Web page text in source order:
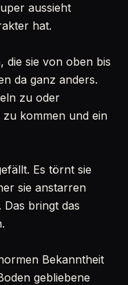
aussieht
hat.
die sie von oben bis
da ganz anders.
zu oder
kommen und ein
Es törnt sie
sie anstarren
Das bringt das
Bekanntheit
gebliebene